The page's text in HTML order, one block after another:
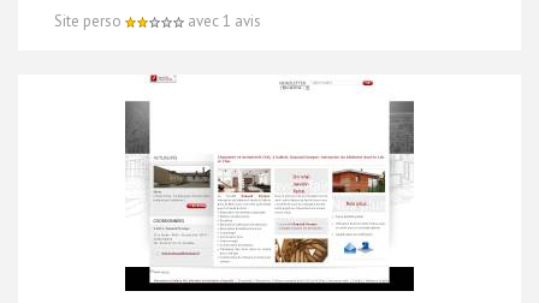
Site perso avec 1 avis